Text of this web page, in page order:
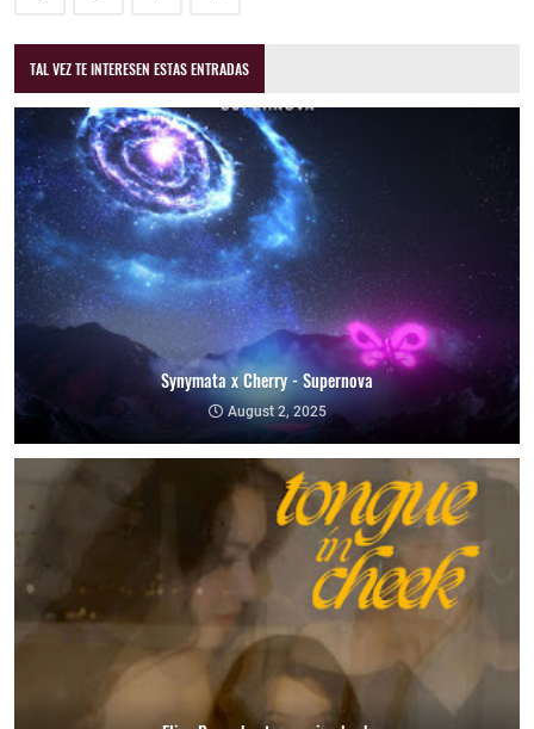
TAL VEZ TE INTERESEN ESTAS ENTRADAS
Synymata x Cherry - Supernova
August 2, 2025